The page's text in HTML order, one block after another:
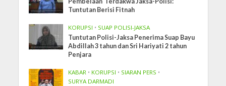
Tuntutan Berisi Fitnah
KORUPSI • SUAP POLISI-JAKSA
Tuntutan Polisi-Jaksa Penerima Suap Bayu
Abdillah 3 tahun dan Sri Hariyati 2 tahun
Penjara
KABAR • KORUPSI • SIARAN PERS •
SURYA DARMADI